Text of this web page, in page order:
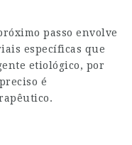
passo envolve
específicas que
etiológico, por
é